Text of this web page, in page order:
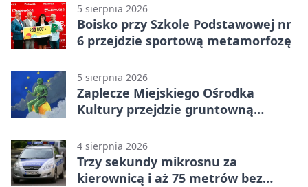
5 sierpnia 2026
Boisko przy Szkole Podstawowej nr
6 przejdzie sportową metamorfozę
5 sierpnia 2026
Zaplecze Miejskiego Ośrodka
Kultury przejdzie gruntowną
4 sierpnia 2026
Trzy sekundy mikrosnu za
kierownicą i aż 75 metrów bez